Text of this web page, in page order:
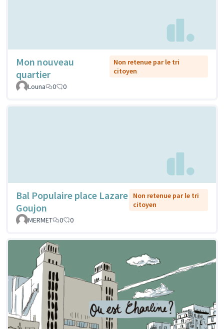
Mon nouveau
quartier
Non retenue par le tri
citoyen
Louna
0 0
Bal Populaire place Lazare
Goujon
Non retenue par le tri
citoyen
MERMET
0 0